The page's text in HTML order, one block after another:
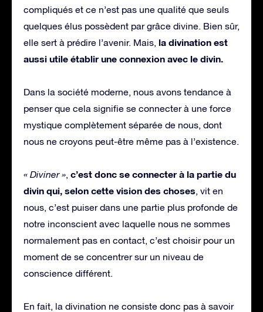
compliqués et ce n’est pas une qualité que seuls
quelques élus possèdent par grâce divine. Bien sûr,
elle sert à prédire l’avenir. Mais, la divination est
aussi utile établir une connexion avec le divin.
Dans la société moderne, nous avons tendance à
penser que cela signifie se connecter à une force
mystique complètement séparée de nous, dont
nous ne croyons peut-être même pas à l’existence.
« Diviner », c’est donc se connecter à la partie du
divin qui, selon cette vision des choses, vit en
nous, c’est puiser dans une partie plus profonde de
notre inconscient avec laquelle nous ne sommes
normalement pas en contact, c’est choisir pour un
moment de se concentrer sur un niveau de
conscience différent.
En fait, la divination ne consiste donc pas à savoir